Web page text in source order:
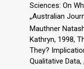
Sciences: On
„Australian
Mauthner
Kathryn, 1998,
They?
Qualitative Data,